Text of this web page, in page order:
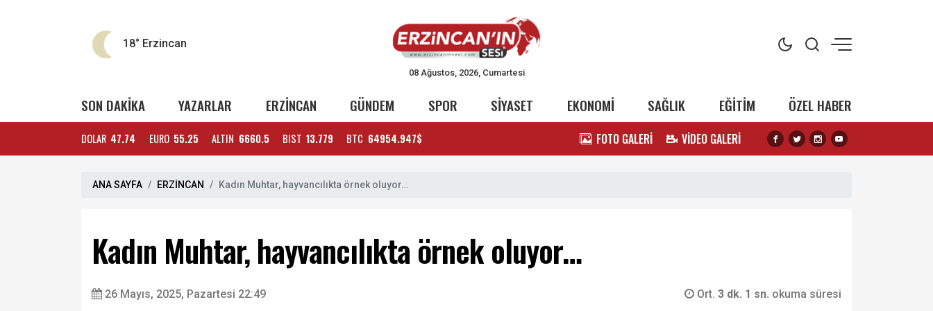
18° Erzincan
08 Ağustos, 2026, Cumartesi
SON DAKİKA YAZARLAR ERZİNCAN GÜNDEM SPOR SİYASET EKONOMİ SAĞLIK EĞİTİM ÖZEL HABER
DOLAR 47.74 EURO 55.25 ALTIN 6660.5 BIST 13.779 BTC 64954.947$ FOTO GALERİ VİDEO GALERİ
ANA SAYFA ERZİNCAN Kadın Muhtar, hayvancılıkta örnek oluyor…
Kadın Muhtar, hayvancılıkta örnek oluyor…
26 Mayıs, 2025, Pazartesi 22:49 Ort. 3 dk. 1 sn. okuma süresi